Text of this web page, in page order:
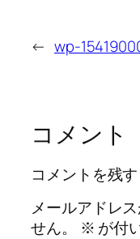
← wp-
コメント
コメントを残す
メールアドレ
せん。
※ が付